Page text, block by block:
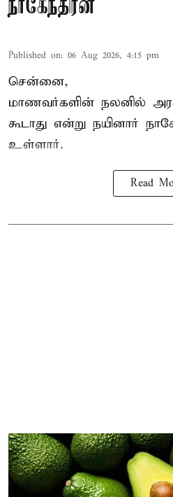
நாகேந்திரன்
Published on: 06 Aug 2026, 4:15 pm
சென்னை,
மாணவர்களின் நலனில்
கூடாது என்று நயினார்
உள்ளார்.
Read